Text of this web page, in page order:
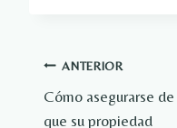
Navegación
de
ANTERIOR
Cómo asegurarse de
que su propiedad